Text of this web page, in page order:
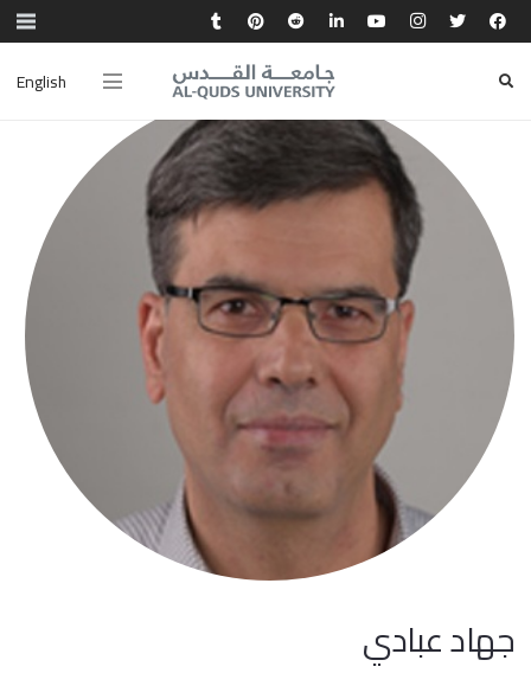
English
جهاد عبادي